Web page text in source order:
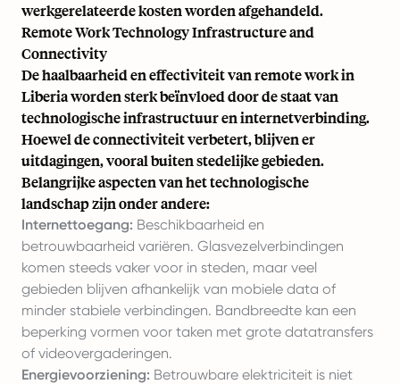
werkgerelateerde kosten worden afgehandeld.
Remote Work Technology Infrastructure and
Connectivity
De haalbaarheid en effectiviteit van remote work in
Liberia worden sterk beïnvloed door de staat van
technologische infrastructuur en internetverbinding.
Hoewel de connectiviteit verbetert, blijven er
uitdagingen, vooral buiten stedelijke gebieden.
Belangrijke aspecten van het technologische
landschap zijn onder andere:
Internettoegang: Beschikbaarheid en
betrouwbaarheid variëren. Glasvezelverbindingen
komen steeds vaker voor in steden, maar veel
gebieden blijven afhankelijk van mobiele data of
minder stabiele verbindingen. Bandbreedte kan een
beperking vormen voor taken met grote datatransfers
of videovergaderingen.
Energievoorziening: Betrouwbare elektriciteit is niet